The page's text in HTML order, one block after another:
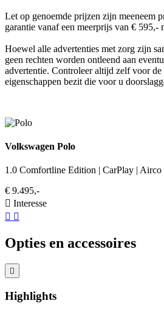
Let op genoemde prijzen zijn meeneem
garantie vanaf een meerprijs van € 595,-
Hoewel alle advertenties met zorg zijn
geen rechten worden ontleend aan
advertentie. Controleer altijd zelf voor
eigenschappen bezit die voor u
Volkswagen Polo
1.0 Comfortline Edition | CarPlay | Airco
€ 9.495,-
Interesse
Opties en accessoires
Highlights